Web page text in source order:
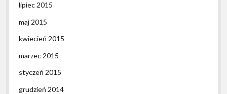
lipiec 2015
maj 2015
kwiecień 2015
marzec 2015
styczeń 2015
grudzień 2014